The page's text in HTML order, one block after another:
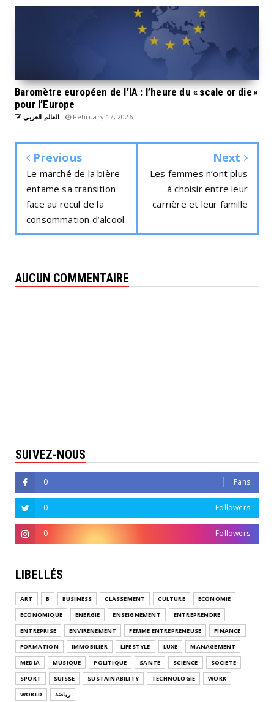
Baromètre européen de l’IA : l’heure du « scale or die »
pour l’Europe
العالم العربي February 17, 2026
Previous
Le marché de la bière
entame sa transition
face au recul de la
consommation d’alcool
Next
Les femmes n’ont plus
à choisir entre leur
carrière et leur famille
AUCUN COMMENTAIRE
SUIVEZ-NOUS
0 Fans
0 Followers
0 Followers
LIBELLÉS
ART B BUSINESS CLASSEMENT CULTURE
ECONOMIE
ECONOMIQUE
ENERGIE ENSEIGNEMENT
ENTREPRENDRE
ENTREPRISE
ENVIRENEMENT FEMME ENTREPRENEUSE
FINANCE
FORMATION
IMMOBILIER LIFESTYLE LUXE
MANAGEMENT
MEDIA
MUSIQUE POLITIQUE SANTE SCIENCE
SOCIETE
SPORT
SUISSE SUSTAINABILITY TECHNOLOGIE
WORK
WORLD
رياضة